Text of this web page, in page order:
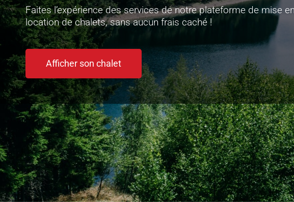
Faites l’expérience des services de notre plateforme de mise en
location de chalets, sans aucun frais caché !
Afficher son chalet